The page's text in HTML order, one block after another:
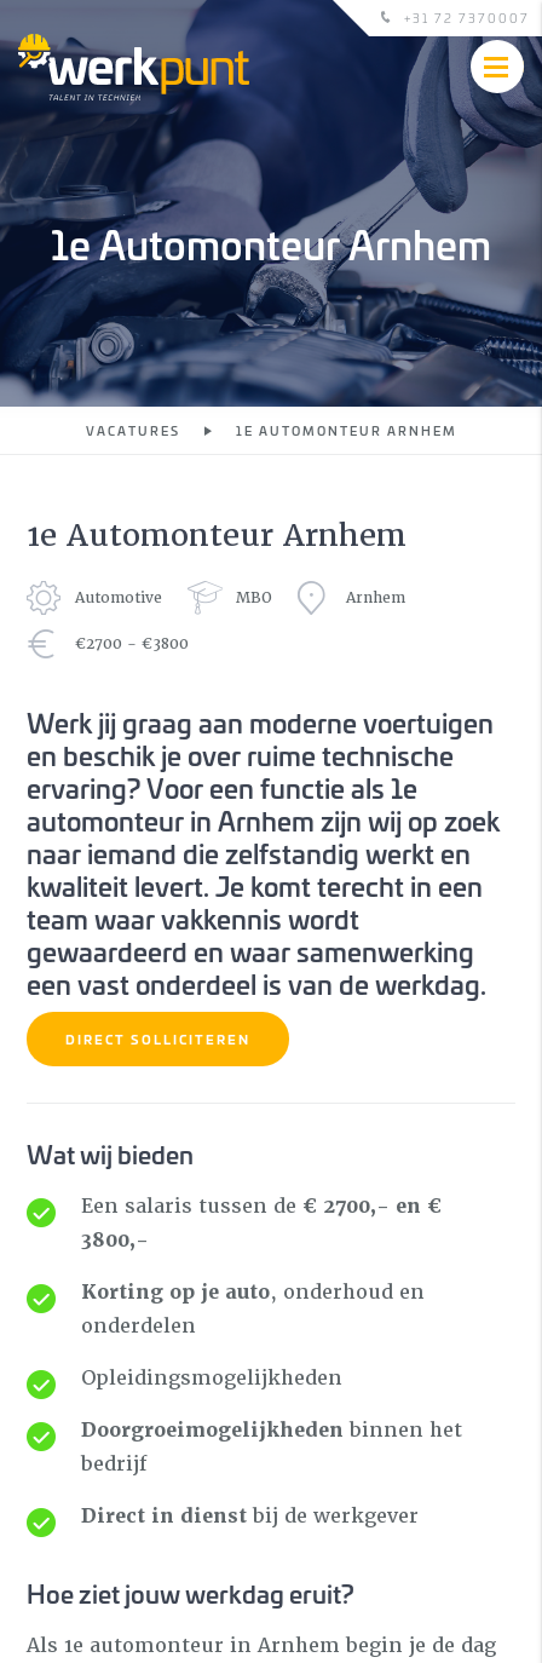
+31 72 7370007
1e Automonteur Arnhem
VACATURES 1E AUTOMONTEUR ARNHEM
1e Automonteur Arnhem
Automotive MBO Arnhem
€2700 - €3800
Werk jij graag aan moderne voertuigen
en beschik je over ruime technische
ervaring? Voor een functie als 1e
automonteur in Arnhem zijn wij op zoek
naar iemand die zelfstandig werkt en
kwaliteit levert. Je komt terecht in een
team waar vakkennis wordt
gewaardeerd en waar samenwerking
een vast onderdeel is van de werkdag.
DIRECT SOLLICITEREN
Wat wij bieden
Een salaris tussen de € 2700,- en €
3800,-
Korting op je auto, onderhoud en
onderdelen
Opleidingsmogelijkheden
Doorgroeimogelijkheden binnen het
bedrijf
Direct in dienstbij de werkgever
Hoe ziet jouw werkdag eruit?
Als 1e automonteur in Arnhem begin je de dag